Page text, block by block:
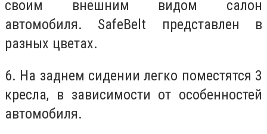
своим внешним видом салон
автомобиля. SafeBelt представлен в
разных цветах.
6. На заднем сидении легко поместятся 3
кресла, в зависимости от особенностей
автомобиля.